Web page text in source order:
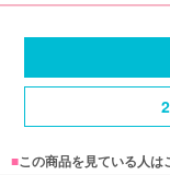
■この商品を見ている人は